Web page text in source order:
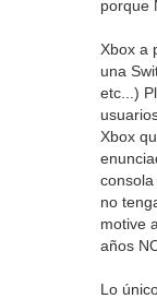
porque
Xbox a
una
etc...)
Xbox
no
motive
años
Lo